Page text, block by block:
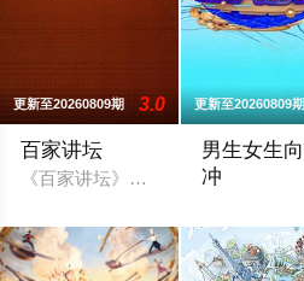
更新至20260809期 3.0
百家讲坛
《百家讲坛》是中央电视台科教
更新至20260809
男生女生
冲